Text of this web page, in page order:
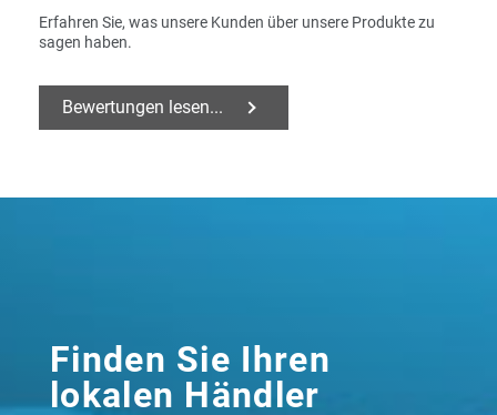
Erfahren Sie, was unsere Kunden über unsere Produkte zu
sagen haben.
Bewertungen lesen...
Finden Sie Ihren
lokalen Händler